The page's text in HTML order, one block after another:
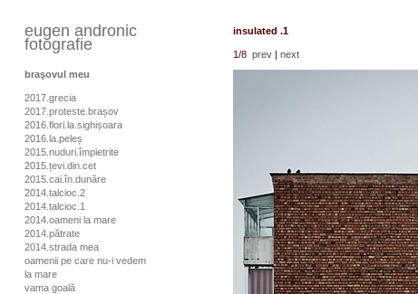
eugen andronic
fotografie
braşovul meu
2017.grecia
2017.proteste.brașov
2016.flori.la.sighișoara
2016.la.peleș
2015.nuduri.împietrite
2015.țevi.din.cet
2015.cai.în.dunăre
2014.talcioc.2
2014.talcioc.1
2014.oameni la mare
2014.pătrate
2014.strada mea
oamenii pe care nu-i vedem
la mare
vama goală
insulated .1
1/8 prev | next